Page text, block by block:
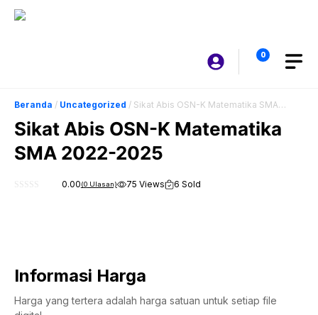
Langsung
0
Beranda / Uncategorized / Sikat Abis OSN-K Matematika SMA
2022-2025
Sikat Abis OSN-K Matematika
SMA 2022-2025
0.00(0Ulasan) 75 Views 6 Sold
Informasi Harga
Harga yang tertera adalah harga satuan untuk setiap file